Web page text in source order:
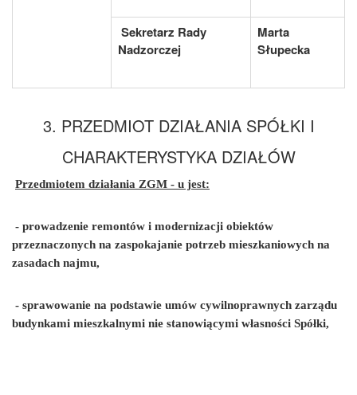
Sekretarz Rady
Nadzorczej
Marta
Słupecka
3. PRZEDMIOT DZIAŁANIA SPÓŁKI I
CHARAKTERYSTYKA DZIAŁÓW
Przedmiotem działania ZGM - u jest:
- prowadzenie remontów i modernizacji obiektów
przeznaczonych na zaspokajanie potrzeb mieszkaniowych na
zasadach najmu,
- sprawowanie na podstawie umów cywilnoprawnych zarządu
budynkami mieszkalnymi nie stanowiącymi własności Spółki,